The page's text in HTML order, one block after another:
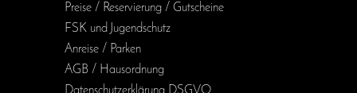
Preise / Reservierung / Gutscheine
FSK und Jugendschutz
Anreise / Parken
AGB / Haus­ordnung
Daten­schutz­erklärung DSGVO